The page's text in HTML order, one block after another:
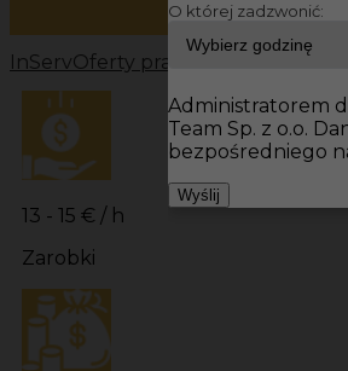
InServOferty pracy Prace
13 - 15 € / h
Zarobki
O której zadzwonić:
Administratorem
Team Sp. z o.o.
bezpośredniego
Wyślij